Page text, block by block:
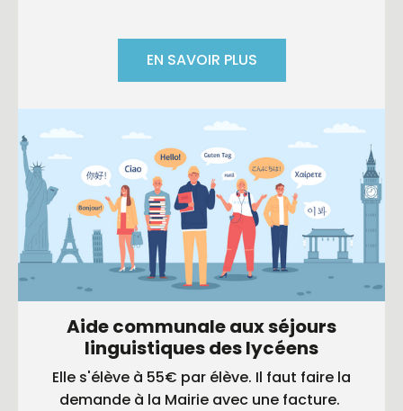
EN SAVOIR PLUS
Aide communale aux séjours
linguistiques des lycéens
Elle s'élève à 55€ par élève. Il faut faire la
demande à la Mairie avec une facture.